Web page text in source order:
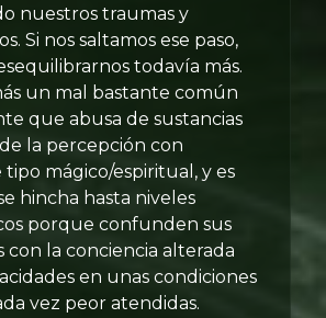
nuestros traumas y
Si nos saltamos ese paso,
todavía más.
un mal bastante común
que abusa de sustancias
la percepción con
tipo mágico/espiritual, y es
hincha hasta niveles
porque confunden sus
con la conciencia alterada
en unas condiciones
vez peor atendidas.